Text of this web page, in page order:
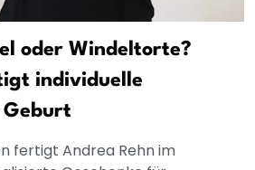
oder Windeltorte?
individuelle
Geburt
fertigt Andrea Rehn im